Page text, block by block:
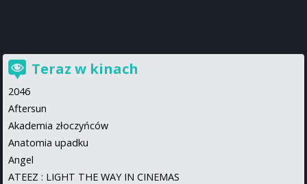
Teraz w kinach
2046
Aftersun
Akademia złoczyńców
Anatomia upadku
Angel
ATEEZ : LIGHT THE WAY IN CINEMAS